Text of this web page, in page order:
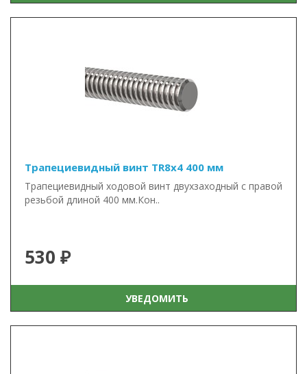
Трапециевидный винт TR8x4 400 мм
Трапециевидный ходовой винт двухзаходный с правой
резьбой длиной 400 мм.Кон..
530 ₽
УВЕДОМИТЬ